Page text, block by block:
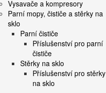
Vysavače a kompresory
Parní mopy, čističe a stěrky na
sklo
Parní čističe
Příslušenství pro parní
čističe
Stěrky na sklo
Příslušenství pro stěrky
na sklo